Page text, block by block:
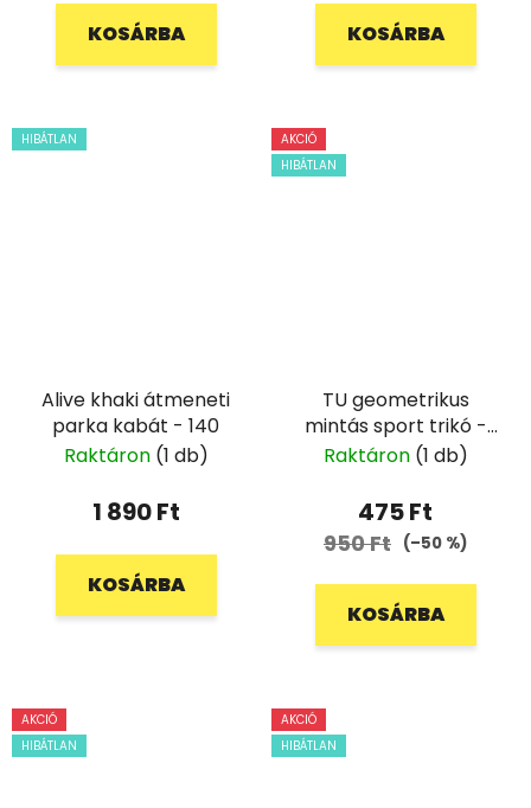
KOSÁRBA KOSÁRBA
HIBÁTLAN
Alive khaki átmeneti
parka kabát - 140
Raktáron (1 db)
1 890 Ft
KOSÁRBA
AKCIÓ
HIBÁTLAN
TU geometrikus
mintás sport trikó -
122
Raktáron (1 db)
475 Ft
950 Ft (–50 %)
KOSÁRBA
AKCIÓ
HIBÁTLAN
AKCIÓ
HIBÁTLAN